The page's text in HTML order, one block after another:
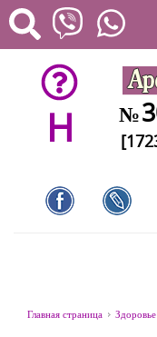
H №
Главная страница Здоровье